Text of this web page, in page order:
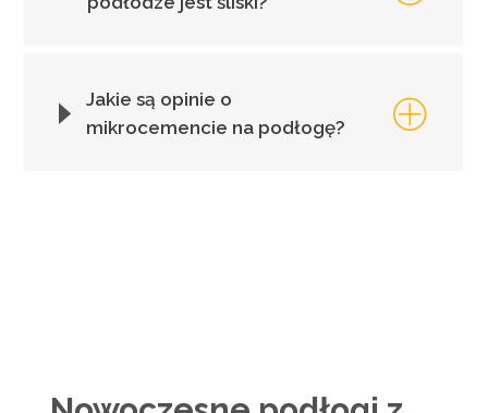
Jakie są opinie o
mikrocemencie na podłogę?